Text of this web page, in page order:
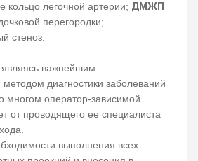
кольцо легочной артерии; ДМЖП
перегородки;
стеноз.
важнейшим
диагностики заболеваний
многом оператор-зависимой
от проводящего ее специалиста
выполнения всех